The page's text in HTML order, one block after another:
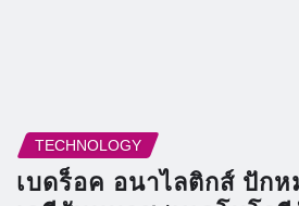
TECHNOLOGY
เบดร็อค อนาไลติกส์ ปัก